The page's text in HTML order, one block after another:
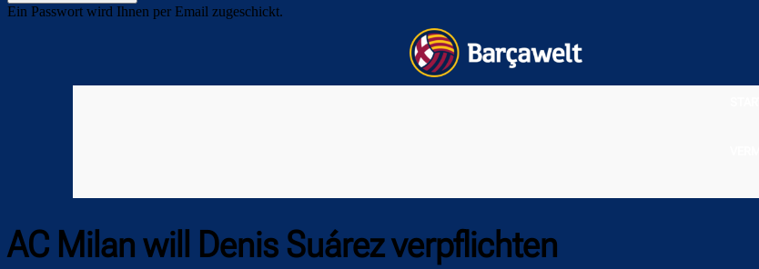
Ein Passwort wird Ihnen per Email zugeschickt.
AC Milan will Denis Suárez verpflichten